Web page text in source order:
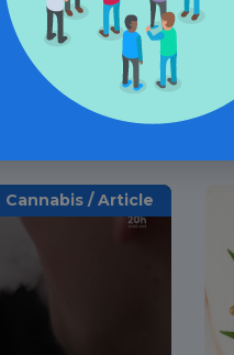
Cannabis / Article